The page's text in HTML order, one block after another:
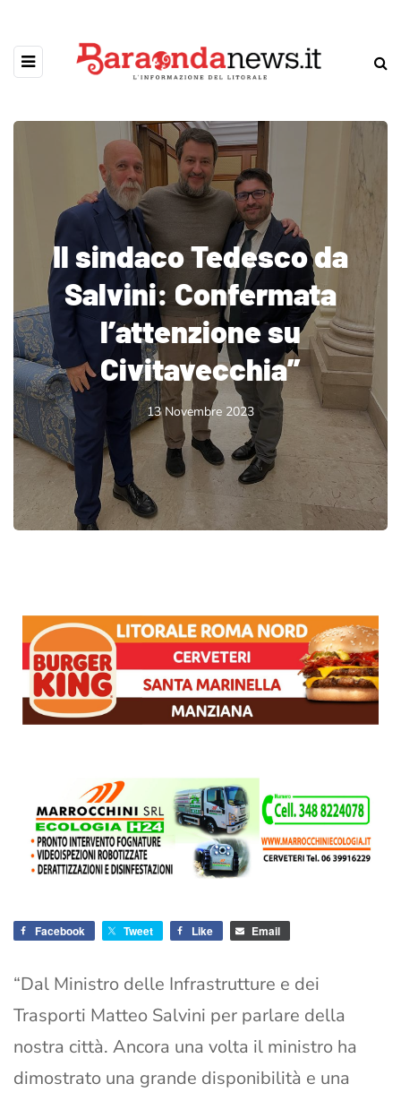
Il sindaco Tedesco da
Salvini: Confermata
l’attenzione su
Civitavecchia”
13 Novembre 2023
Facebook Tweet Like Email
“Dal Ministro delle Infrastrutture e dei
Trasporti Matteo Salvini per parlare della
nostra città. Ancora una volta il ministro ha
dimostrato una grande disponibilità e una